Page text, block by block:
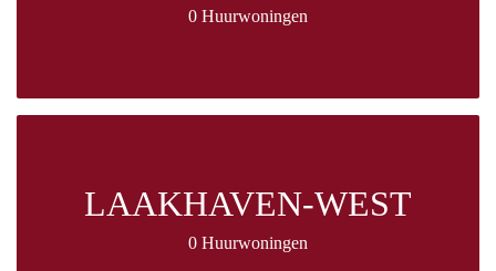
0 Huurwoningen
LAAKHAVEN-WEST
0 Huurwoningen